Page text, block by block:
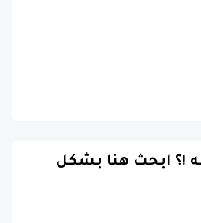
!؟ ابحث هنا بشكل